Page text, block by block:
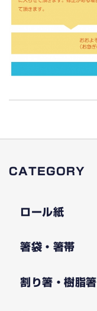
CATEGORY
ロール紙
箸袋・箸帯
割り箸・樹脂箸